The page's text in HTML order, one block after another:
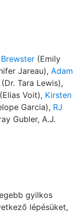
(Emily
Jareau), Adam
(Dr. Tara Lewis),
(Elias Voit), Kirsten
Garcia), RJ
Gubler, A.J.
gyilkos
lépésüket,